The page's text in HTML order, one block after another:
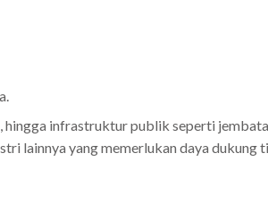
infrastruktur publik seperti
lainnya yang memerlukan daya dukung